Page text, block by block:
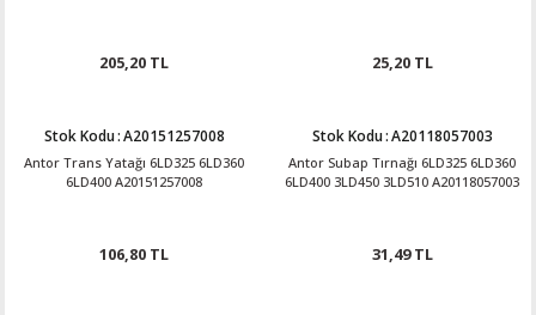
205,20 TL 25,20 TL
Stok Kodu:A20151257008
Antor Trans Yatağı 6LD325 6LD360
6LD400 A20151257008
106,80 TL
Stok Kodu:A20118057003
Antor Subap Tırnağı 6LD325 6LD360
6LD400 3LD450 3LD510 A20118057003
31,49 TL